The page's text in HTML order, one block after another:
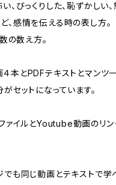
、びっくりした、恥ずかしい
、感情を伝える時の表し方。
の数え方。
本とPDFテキストとマンツ
セットになっています。
ァイルとYoutube動画のリ
も同じ動画とテキストで学